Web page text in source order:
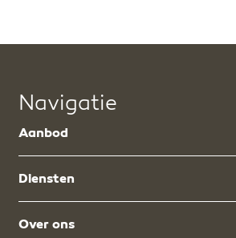
Navigatie
Aanbod
Diensten
Over ons